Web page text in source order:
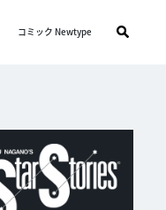
コミック Newtype